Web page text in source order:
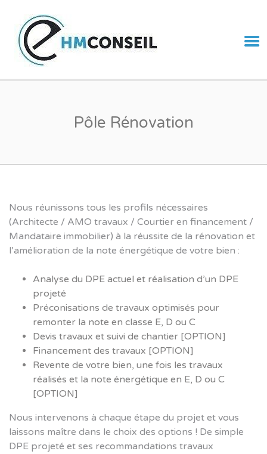
DIAGNOSTICS
Pôle Rénovation
Nous réunissons tous les profils nécessaires
(Architecte / AMO travaux / Courtier en financement /
Mandataire immobilier) à la réussite de la rénovation et
l’amélioration de la note énergétique de votre bien :
Analyse du DPE actuel et réalisation d’un DPE
projeté
Préconisations de travaux optimisés pour
remonter la note en classe E, D ou C
Devis travaux et suivi de chantier [OPTION]
Financement des travaux [OPTION]
Revente de votre bien, une fois les travaux
réalisés et la note énergétique en E, D ou C
[OPTION]
Nous intervenons à chaque étape du projet et vous
laissons maître dans le choix des options ! De simple
DPE projeté et ses recommandations travaux